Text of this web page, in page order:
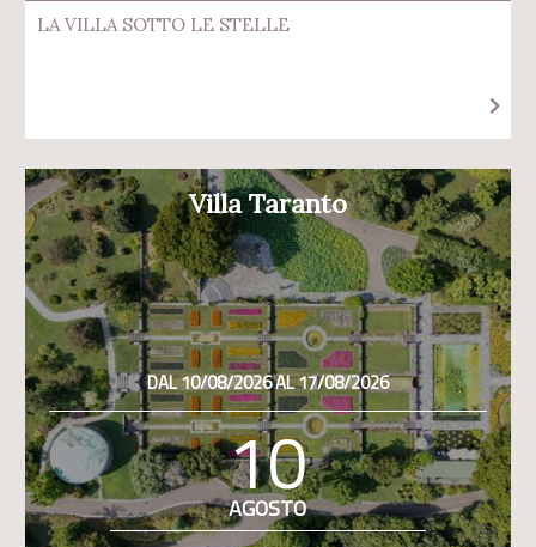
LA VILLA SOTTO LE STELLE
Villa Taranto
DAL 10/08/2026 AL 17/08/2026
10
AGOSTO